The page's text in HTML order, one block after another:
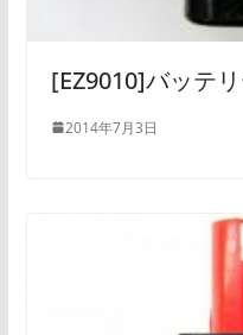
[EZ9010]バッテ
2014年7月3日